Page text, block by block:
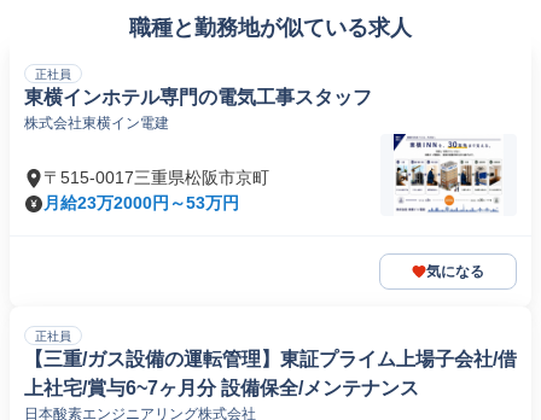
職種と勤務地が似ている求人
正社員
東横インホテル専門の電気工事スタッフ
株式会社東横イン電建
〒515-0017三重県松阪市京町
月給23万2000円～53万円
気になる
正社員
【三重/ガス設備の運転管理】東証プライム上場子会社/借
上社宅/賞与6~7ヶ月分 設備保全/メンテナンス
日本酸素エンジニアリング株式会社